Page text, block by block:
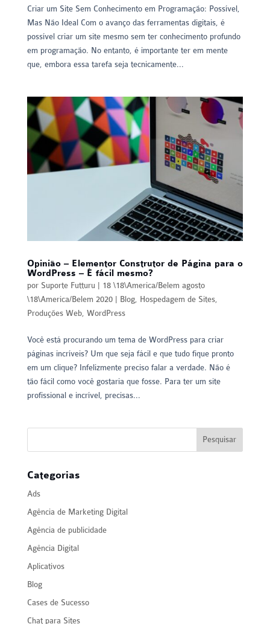
Criar um Site Sem Conhecimento em Programação: Possível,
Mas Não Ideal Com o avanço das ferramentas digitais, é
possível criar um site mesmo sem ter conhecimento profundo
em programação. No entanto, é importante ter em mente
que, embora essa tarefa seja tecnicamente...
Opinião – Elementor Construtor de Página para o
WordPress – É fácil mesmo?
por Suporte Futturu | 18 \18\America/Belem agosto
\18\America/Belem 2020| Blog, Hospedagem de Sites,
Produções Web, WordPress
Você está procurando um tema de WordPress para criar
páginas incríveis? Um que seja fácil e que tudo fique pronto
em um clique? Infelizmente preciso falar a verdade. Não é
tão fácil como você gostaria que fosse. Para ter um site
profissional e incrível, precisas...
Categorias
Ads
Agência de Marketing Digital
Agência de publicidade
Agência Digital
Aplicativos
Blog
Cases de Sucesso
Chat para Sites